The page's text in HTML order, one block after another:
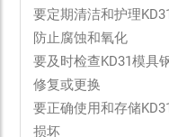
要定期清洁和护理
防止腐蚀和氧化
要及时检查KD31模具
修复或更换
要正确使用和存储
损坏